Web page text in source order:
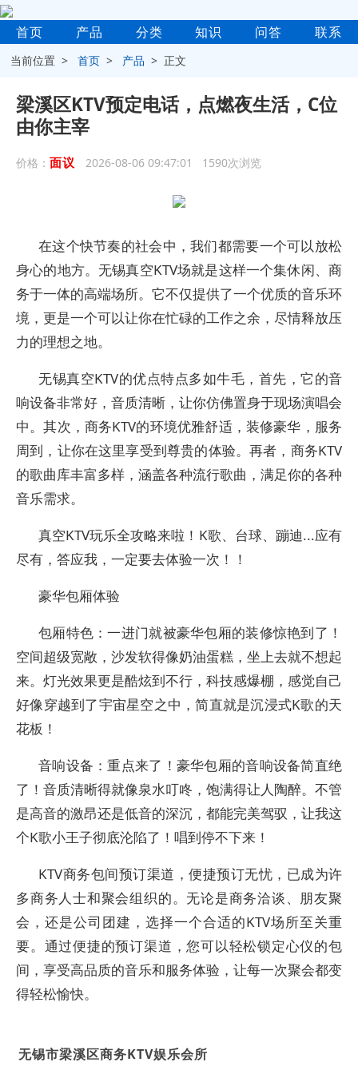
首页 产品 分类 知识 问答 联系
当前位置 >首页 > 产品 > 正文
梁溪区KTV预定电话，点燃夜生活，C位
由你主宰
价格： 面议 2026-08-06 09:47:01 1590次浏览
在这个快节奏的社会中，我们都需要一个可以放松
身心的地方。无锡真空KTV场就是这样一个集休闲、商
务于一体的高端场所。它不仅提供了一个优质的音乐环
境，更是一个可以让你在忙碌的工作之余，尽情释放压
力的理想之地。
无锡真空KTV的优点特点多如牛毛，首先，它的音
响设备非常好，音质清晰，让你仿佛置身于现场演唱会
中。其次，商务KTV的环境优雅舒适，装修豪华，服务
周到，让你在这里享受到尊贵的体验。再者，商务KTV
的歌曲库丰富多样，涵盖各种流行歌曲，满足你的各种
音乐需求。
真空KTV玩乐全攻略来啦！K歌、台球、蹦迪...应有
尽有，答应我，一定要去体验一次！！
豪华包厢体验
包厢特色：一进门就被豪华包厢的装修惊艳到了！
空间超级宽敞，沙发软得像奶油蛋糕，坐上去就不想起
来。灯光效果更是酷炫到不行，科技感爆棚，感觉自己
好像穿越到了宇宙星空之中，简直就是沉浸式K歌的天
花板！
音响设备：重点来了！豪华包厢的音响设备简直绝
了！音质清晰得就像泉水叮咚，饱满得让人陶醉。不管
是高音的激昂还是低音的深沉，都能完美驾驭，让我这
个K歌小王子彻底沦陷了！唱到停不下来！
KTV商务包间预订渠道，便捷预订无忧，已成为许
多商务人士和聚会组织的。无论是商务洽谈、朋友聚
会，还是公司团建，选择一个合适的KTV场所至关重
要。通过便捷的预订渠道，您可以轻松锁定心仪的包
间，享受高品质的音乐和服务体验，让每一次聚会都变
得轻松愉快。
无锡市梁溪区商务KTV娱乐会所